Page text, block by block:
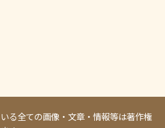
る全ての画像・文章・情報等は著作権